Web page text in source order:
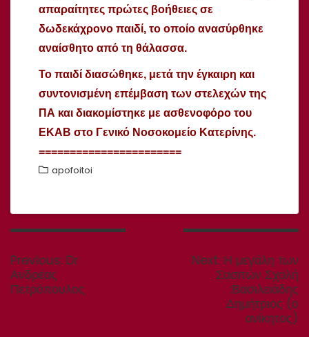
απαραίτητες πρώτες βοήθειες σε
δωδεκάχρονο παιδί, το οποίο ανασύρθηκε
αναίσθητο από τη θάλασσα.
Το παιδί διασώθηκε, μετά την έγκαιρη και
συντονισμένη επέμβαση των στελεχών της
ΠΑ και διακομίστηκε με ασθενοφόρο του
ΕΚΑΒ στο Γενικό Νοσοκομείο Κατερίνης.
=======================
apofoitoi
Πλοήγηση
Previous: Previous
Dr
Ανδρέας
Πετρόπουλος
Next: Next
post:
Η μεγάλη των
Σασιτών Σχολή
:Βασιλειάδης
Δημήτριος (ο
ανίκητος)